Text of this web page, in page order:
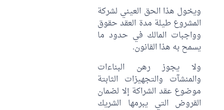
ويخول هذا الحق العيني لشركة
المشروع طيلة مدة العقد حقوق
وواجبات المالك في حدود ما
يسمح به هذا القانون.
ولا يجوز رهن البناءات
والمنشآت والتجهيزات الثابتة
موضوع عقد الشراكة إلا لضمان
القروض التي يبرمها الشريك